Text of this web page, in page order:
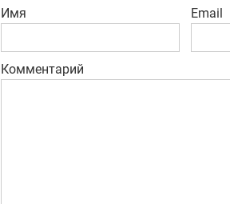
Имя Email
Комментарий